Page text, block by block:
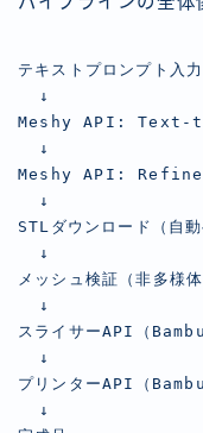
テキストプロンプト入力
Meshy API: Text-to-
Meshy API: Refine（
STLダウンロード（自動
メッシュ検証（非多様
スライサーAPI（
プリンターAPI（